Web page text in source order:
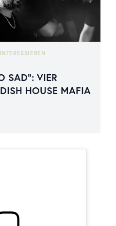
SAD“: VIER
HOUSE MAFIA